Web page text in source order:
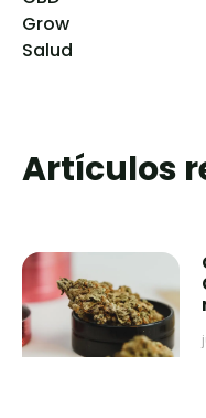
Grow
Salud
Artículos